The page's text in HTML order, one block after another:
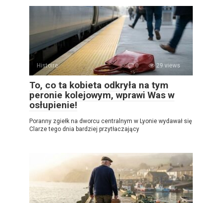
Histoire 0 29 views
To, co ta kobieta odkryła na tym
peronie kolejowym, wprawi Was w
osłupienie!
Poranny zgiełk na dworcu centralnym w Lyonie wydawał się
Clarze tego dnia bardziej przytłaczający